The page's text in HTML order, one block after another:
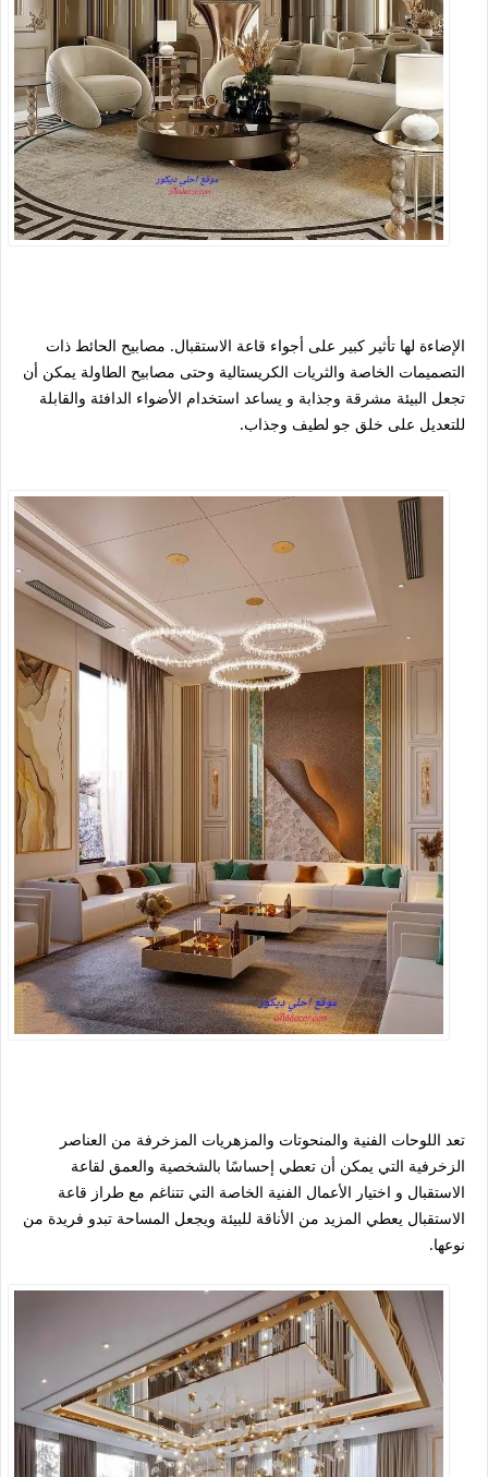
الإضاءة لها تأثير كبير على أجواء قاعة الاستقبال. مصابيح الحائط ذات
التصميمات الخاصة والثريات الكريستالية وحتى مصابيح الطاولة يمكن أن
تجعل البيئة مشرقة وجذابة و يساعد استخدام الأضواء الدافئة والقابلة
للتعديل على خلق جو لطيف وجذاب.
تعد اللوحات الفنية والمنحوتات والمزهريات المزخرفة من العناصر
الزخرفية التي يمكن أن تعطي إحساسًا بالشخصية والعمق لقاعة
الاستقبال و اختيار الأعمال الفنية الخاصة التي تتناغم مع طراز قاعة
الاستقبال يعطي المزيد من الأناقة للبيئة ويجعل المساحة تبدو فريدة من
نوعها.